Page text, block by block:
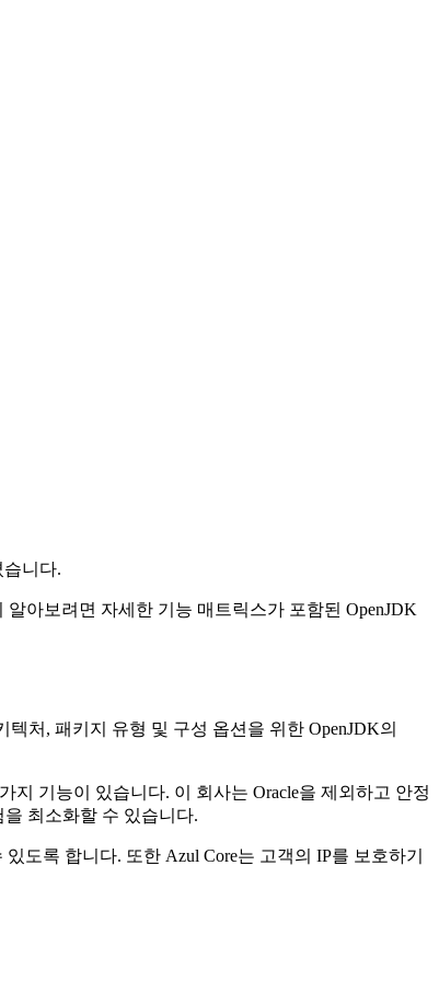
습니다.
알아보려면 자세한 기능 매트릭스가 포함된 OpenJDK
처, 패키지 유형 및 구성 옵션을 위한 OpenJDK의
지 기능이 있습니다. 이 회사는 Oracle을 제외하고 안정
최소화할 수 있습니다.
도록 합니다. 또한 Azul Core는 고객의 IP를 보호하기